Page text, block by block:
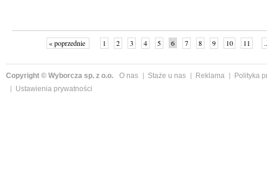
« poprzednie 1 2 3 4 5 6 7 8 9 10 11
Copyright © Wyborcza sp. z o.o. O nas Staże u nas Reklama
Polityka
Ustawienia prywatności